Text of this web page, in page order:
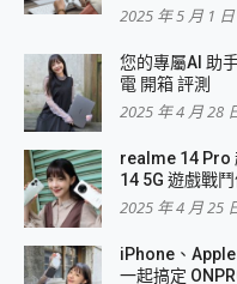
2025 年 5 月 1 日
您的專屬AI 助
電 開箱 評測
2025 年 4 月 28
realme 14 Pro
14 5G 遊戲戰
2025 年 4 月 25
iPhone、
一起搞定